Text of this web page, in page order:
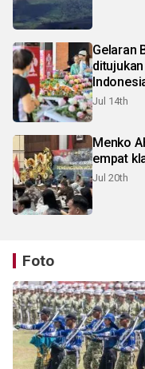
Gelaran
Jul 14th
Menko
empat
Jul 20th
Foto